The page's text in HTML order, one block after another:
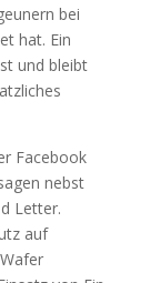
bei
hat. Ein
und bleibt
Facebook
nebst
Letter.
auf